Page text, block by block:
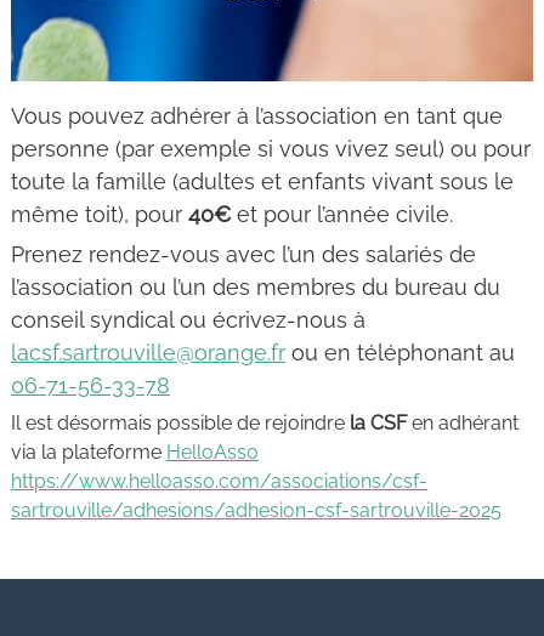
Vous pouvez adhérer à l’association en tant que
personne (par exemple si vous vivez seul) ou pour
toute la famille (adultes et enfants vivant sous le
même toit), pour 40€et pour l’année civile.
Prenez rendez-vous avec l’un des salariés de
l’association ou l’un des membres du bureau du
conseil syndical ou écrivez-nous à
lacsf.sartrouville@orange.frou en téléphonant au
06-71-56-33-78
Il est désormais possible de rejoindre la CSFen adhérant
via la plateforme HelloAsso
https://www.helloasso.com/associations/csf-
sartrouville/adhesions/adhesion-csf-sartrouville-2025